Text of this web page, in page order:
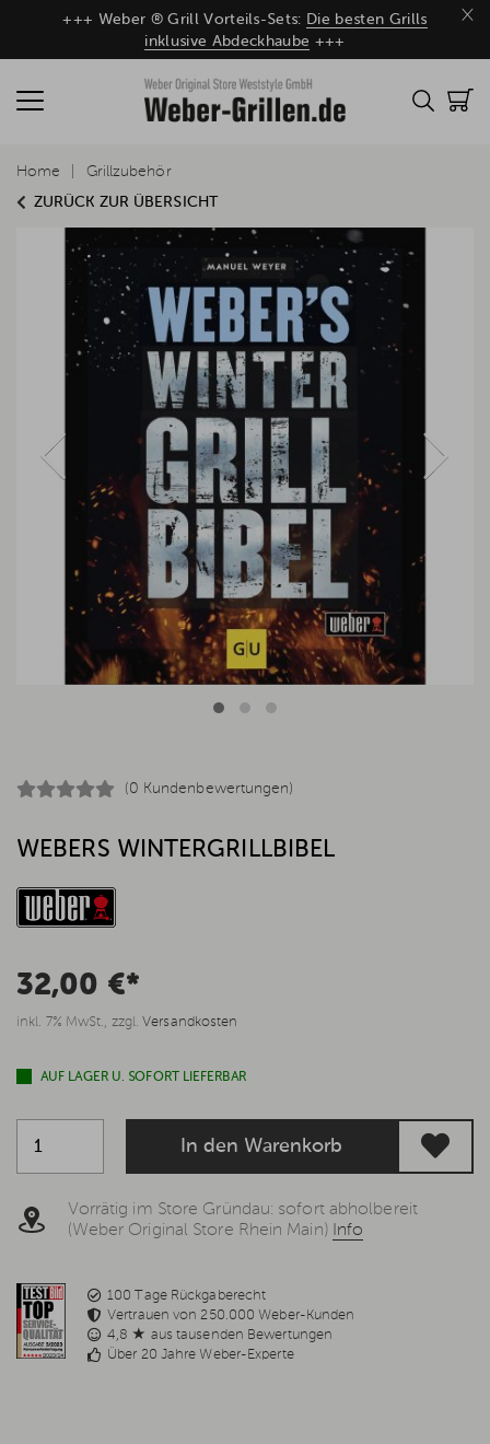
×
+++ Weber ® Grill Vorteils-Sets: Die besten Grills
inklusive Abdeckhaube +++
ZURÜCK ZUR ÜBERSICHT
Home Grillzubehör
(0 Kundenbewertungen)
WEBERS WINTERGRILLBIBEL
32,00 €*
inkl. 7% MwSt., zzgl.Versandkosten
AUF LAGER U. SOFORT LIEFERBAR
In den Warenkorb
Vorrätig im Store Gründau: sofort abholbereit
(Weber Original Store Rhein Main) Info
100 Tage Rückgaberecht
Vertrauen von 250.000 Weber-Kunden
4,8 ★ aus tausenden Bewertungen
Über 20 Jahre Weber-Experte